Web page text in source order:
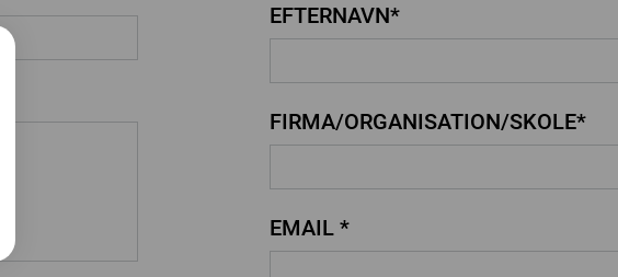
EFTERNAVN*
FIRMA/ORGANISATION/SKOLE*
EMAIL *